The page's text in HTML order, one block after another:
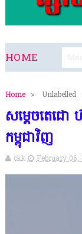
HOME
Home > Unlabelled
សម្ដេចតេជោ
កម្ពុជាវិញ
ckk February 06,